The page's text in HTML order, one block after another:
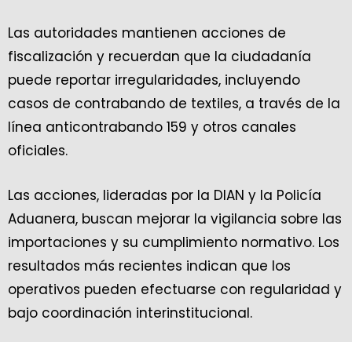
Las autoridades mantienen acciones de
fiscalización y recuerdan que la ciudadanía
puede reportar irregularidades, incluyendo
casos de contrabando de textiles, a través de la
línea anticontrabando 159 y otros canales
oficiales.
Las acciones, lideradas por la DIAN y la Policía
Aduanera, buscan mejorar la vigilancia sobre las
importaciones y su cumplimiento normativo. Los
resultados más recientes indican que los
operativos pueden efectuarse con regularidad y
bajo coordinación interinstitucional.